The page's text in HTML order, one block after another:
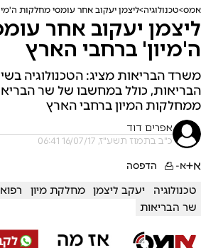
אמס טכנולוגיה ליצמן יעקוב אחר עומסי מחלקות
ליצמן יעקוב אחר
ה'מיון' ברחבי הארץ
משרד הבריאות מציג: הטכנולוגיה
הבריאות, כולל במחשבו של שר
ממחלקות המיון ברחבי הארץ
אפרים דוד
כ"ב בתמוז תשע"ז, 16/07/17 06:41
א+א- הדפסה
טכנולוגיה יעקב ליצמן מחלקת מיון
שר הבריאות